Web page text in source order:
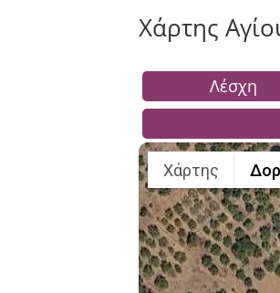
Χάρτης
Λέσχη
Χάρτης